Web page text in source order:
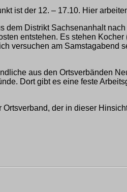
ist der 12. – 17.10. Hier
Distrikt Sachsenanhalt
entstehen. Es stehen
versuchen am Samstagabend
aus den Ortsverbänden
Dort gibt es eine feste
der in dieser